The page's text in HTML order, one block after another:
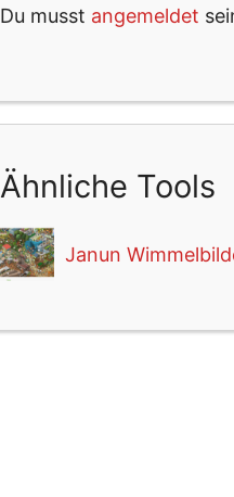
Du musst angemeldet
Ähnliche Tools
Janun